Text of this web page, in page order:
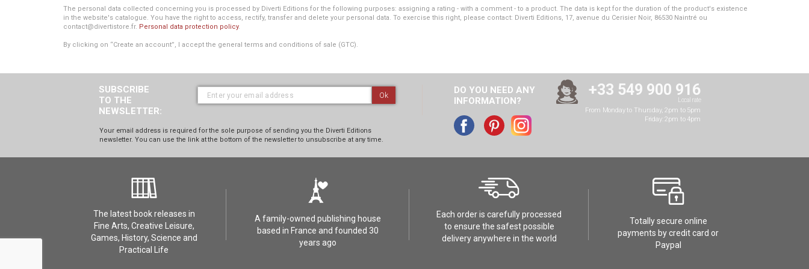
The personal data collected concerning you is processed by Diverti Editions for the following purposes: assigning a rating - with a comment - to a product. The data is kept for the duration of the product's existence
in the website's catalogue. You have the right to access, rectify, transfer and delete your personal data. To exercise this right, please contact: Diverti Editions, 17, avenue du Cerisier Noir, 86530 Naintré ou
contact@divertistore.fr. Personal data protection policy.
By clicking on “Create an account”, I accept the general terms and conditions of sale (GTC).
SUBSCRIBE
TO THE
NEWSLETTER:
Ok
Your email address is required for the sole purpose of sending you the Diverti Editions
newsletter. You can use the link at the bottom of the newsletter to unsubscribe at any time.
DO YOU NEED ANY
INFORMATION?
+33 549 900 916
Local rate
From Monday to Thursday, 2pm to 5pm
Friday: 2pm to 4pm
The latest book releases in
Fine Arts, Creative Leisure,
Games, History, Science and
Practical Life
A family-owned publishing house
based in France and founded 30
years ago
Each order is carefully processed
to ensure the safest possible
delivery anywhere in the world
Totally secure online
payments by credit card or
Paypal